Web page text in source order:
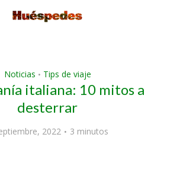
Noticias • Tips de viaje
italiana: 10 mitos a
desterrar
2022 3 minutos